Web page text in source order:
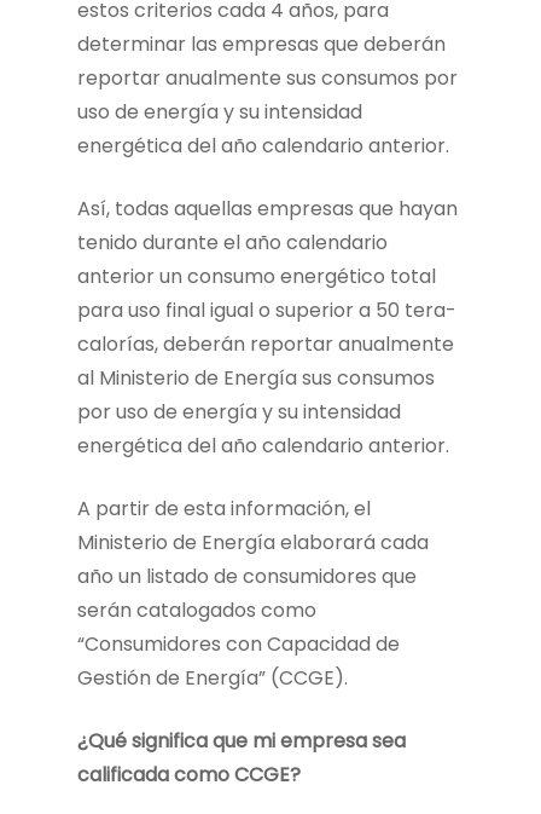
estos criterios cada 4 años, para
determinar las empresas que deberán
reportar anualmente sus consumos por
uso de energía y su intensidad
energética del año calendario anterior.
Así, todas aquellas empresas que hayan
tenido durante el año calendario
anterior un consumo energético total
para uso final igual o superior a 50 tera-
calorías, deberán reportar anualmente
al Ministerio de Energía sus consumos
por uso de energía y su intensidad
energética del año calendario anterior.
A partir de esta información, el
Ministerio de Energía elaborará cada
año un listado de consumidores que
serán catalogados como
“Consumidores con Capacidad de
Gestión de Energía” (CCGE).
¿Qué significa que mi empresa sea
calificada como CCGE?